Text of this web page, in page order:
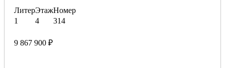
Литер
1
Этаж
4
Номер
314
9 867 900 ₽